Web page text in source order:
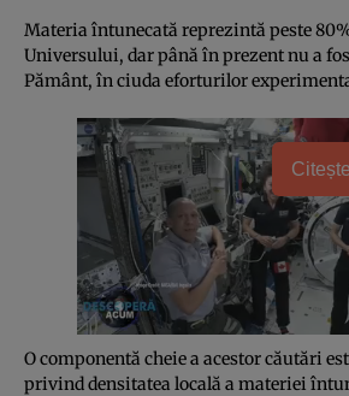
Materia întunecată reprezintă peste
Universului, dar până în prezent nu a
Pământ, în ciuda eforturilor
O componentă cheie a acestor căutări
privind densitatea locală a materiei